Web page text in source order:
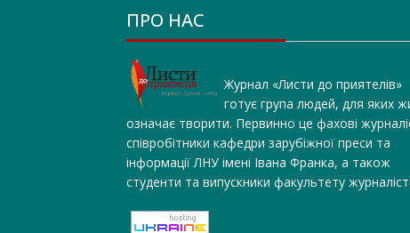
ПРО НАС
Журнал «Листи до приятелів»
готує група людей, для яких
означає творити. Первинно це фахові
співробітники кафедри зарубіжної преси та
інформації ЛНУ імені Івана Франка, а також
студенти та випускники факультету